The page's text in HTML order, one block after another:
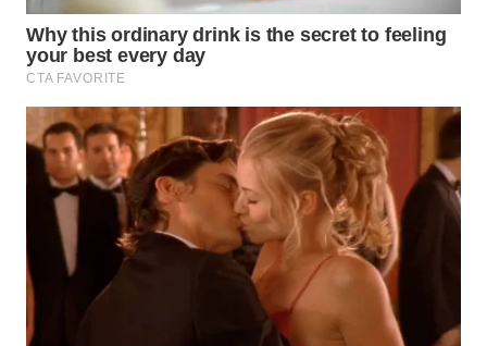
WN
BEKASI
WN
BOGOR
WN
DEPOK
WN
TAPANULI